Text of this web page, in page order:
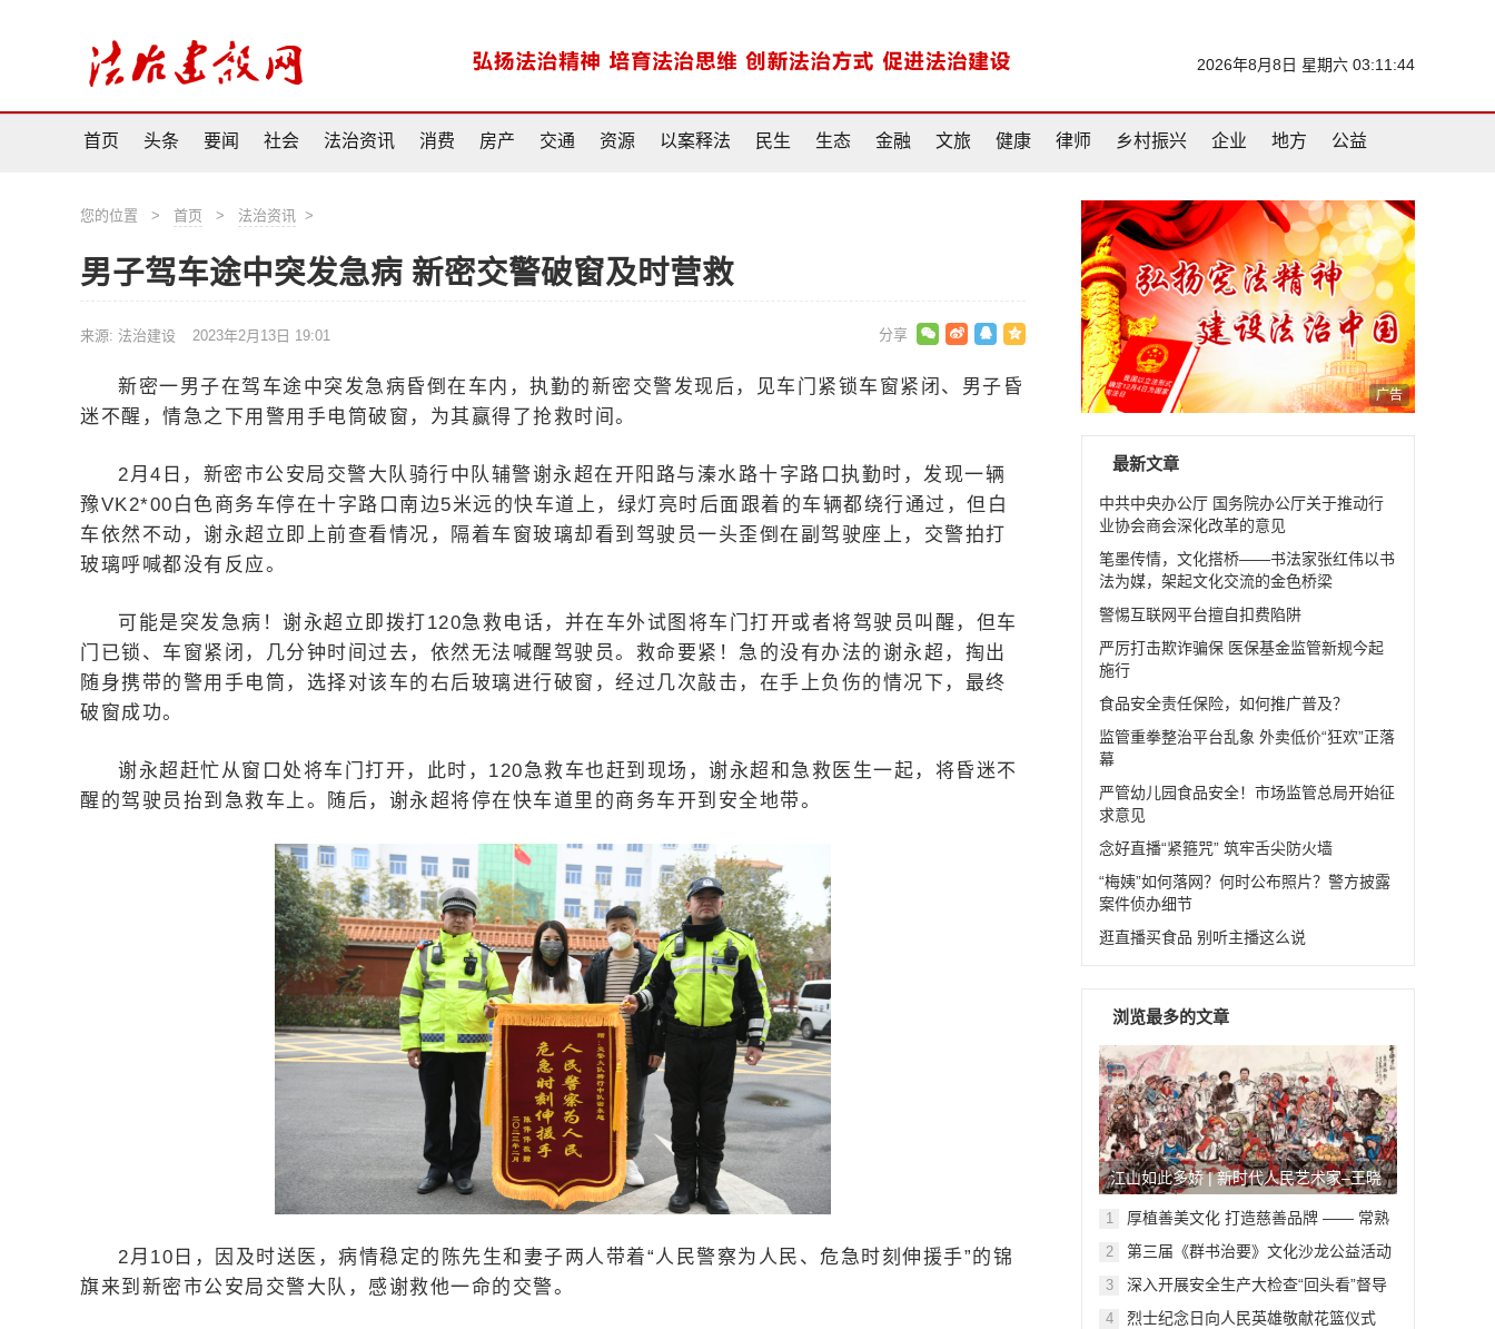
2026年8月8日 星期六 03:11:45
首页 头条 要闻 社会 法治资讯 消费 房产 交通 资源 以案释法 民生 生态 金融 文旅 健康 律师 乡村振兴 企业 地方 公益
您的位置 > 首页 > 法治资讯 >
男子驾车途中突发急病 新密交警破窗及时营救
来源: 法治建设 2023年2月13日 19:01
新密一男子在驾车途中突发急病昏倒在车内，执勤的新密交警发现后，见车门紧锁车窗紧闭、男子昏
迷不醒，情急之下用警用手电筒破窗，为其赢得了抢救时间。
2月4日，新密市公安局交警大队骑行中队辅警谢永超在开阳路与溱水路十字路口执勤时，发现一辆
豫VK2*00白色商务车停在十字路口南边5米远的快车道上，绿灯亮时后面跟着的车辆都绕行通过，但白
车依然不动，谢永超立即上前查看情况，隔着车窗玻璃却看到驾驶员一头歪倒在副驾驶座上，交警拍打
玻璃呼喊都没有反应。
可能是突发急病！谢永超立即拨打120急救电话，并在车外试图将车门打开或者将驾驶员叫醒，但车
门已锁、车窗紧闭，几分钟时间过去，依然无法喊醒驾驶员。救命要紧！急的没有办法的谢永超，掏出
随身携带的警用手电筒，选择对该车的右后玻璃进行破窗，经过几次敲击，在手上负伤的情况下，最终
破窗成功。
谢永超赶忙从窗口处将车门打开，此时，120急救车也赶到现场，谢永超和急救医生一起，将昏迷不
醒的驾驶员抬到急救车上。随后，谢永超将停在快车道里的商务车开到安全地带。
2月10日，因及时送医，病情稳定的陈先生和妻子两人带着“人民警察为人民、危急时刻伸援手”的锦
旗来到新密市公安局交警大队，感谢救他一命的交警。
广告
最新文章
中共中央办公厅 国务院办公厅关于推动行
业协会商会深化改革的意见
笔墨传情，文化搭桥——书法家张红伟以书
法为媒，架起文化交流的金色桥梁
警惕互联网平台擅自扣费陷阱
严厉打击欺诈骗保 医保基金监管新规今起
施行
食品安全责任保险，如何推广普及？
监管重拳整治平台乱象 外卖低价“狂欢”正落
幕
严管幼儿园食品安全！市场监管总局开始征
求意见
念好直播“紧箍咒” 筑牢舌尖防火墙
“梅姨”如何落网？何时公布照片？警方披露
案件侦办细节
逛直播买食品 别听主播这么说
浏览最多的文章
江山如此多娇 | 新时代人民艺术家–王晓
鹏
1
厚植善美文化 打造慈善品牌 —— 常熟
举行六个慈善文化教育基地授牌仪式
2
第三届《群书治要》文化沙龙公益活动
在北京顺利举行
3
深入开展安全生产大检查“回头看”督导
检查
4 烈士纪念日向人民英雄敬献花篮仪式